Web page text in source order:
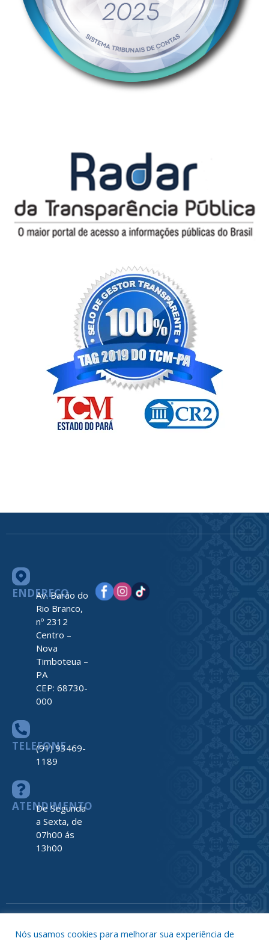
ENDEREÇO
Av. Barão do
Rio Branco,
nº 2312
Centro –
Nova
Timboteua –
PA
CEP: 68730-
000
TELEFONE
(91) 93469-
1189
ATENDIMENTO
De Segunda
a Sexta, de
07h00 ás
13h00
Nós usamos cookies para melhorar sua experiência de